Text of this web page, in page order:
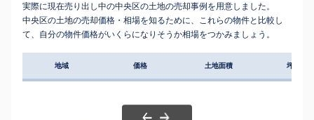
実際に現在売り出し中の中央区の土地の売却事例を用意しました。
中央区の土地の売却価格・相場を知るために、これらの物件と比較し
て、自分の物件価格がいくらになりそうか相場をつかみましょう。
地域 価格 土地面積 坪単価